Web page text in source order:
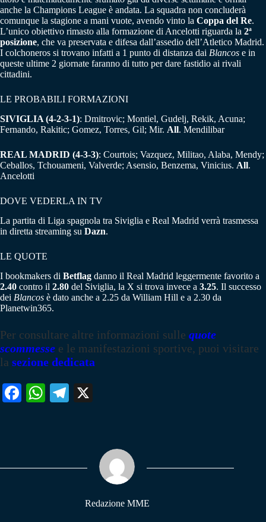
anche la Champions League è andata. La squadra non concluderà
comunque la stagione a mani vuote, avendo vinto la Coppa del Re.
L’unico obiettivo rimasto alla formazione di Ancelotti riguarda la 2ª
posizione, che va preservata e difesa dall’assedio dell’Atletico Madrid.
I colchoneros si trovano infatti a 1 punto di distanza dai Blancos e in
queste ultime 2 giornate faranno di tutto per dare fastidio ai rivali
cittadini.
LE PROBABILI FORMAZIONI
SIVIGLIA (4-2-3-1): Dmitrovic; Montiel, Gudelj, Rekik, Acuna;
Fernando, Rakitic; Gomez, Torres, Gil; Mir. All. Mendilibar
REAL MADRID (4-3-3): Courtois; Vazquez, Militao, Alaba, Mendy;
Ceballos, Tchouameni, Valverde; Asensio, Benzema, Vinicius. All.
Ancelotti
DOVE VEDERLA IN TV
La partita di Liga spagnola tra Siviglia e Real Madrid verrà trasmessa
in diretta streaming su Dazn.
LE QUOTE
I bookmakers di Betflag danno il Real Madrid leggermente favorito a
2.40 contro il 2.80 del Siviglia, la X si trova invece a 3.25. Il successo
dei Blancos è dato anche a 2.25 da William Hill e a 2.30 da
Planetwin365.
Per consultare altre informazioni sulle quote
scommesse e le manifestazioni sportive, puoi visitare
la sezione dedicata
Fa W
pp
Te
m
Redazione MME